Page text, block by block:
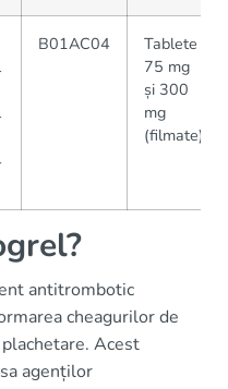
B01AC04
Tablete
75 mg
și 300
mg
(filmate)
antitrombotic
cheagurilor de
Acest
agenților